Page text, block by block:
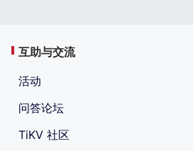
互助与交流
活动
问答论坛
TiKV 社区